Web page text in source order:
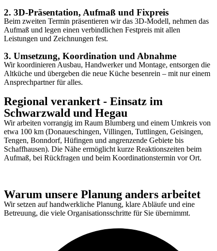
2. 3D‑Präsentation, Aufmaß und Fixpreis
Beim zweiten Termin präsentieren wir das 3D‑Modell, nehmen das
Aufmaß und legen einen verbindlichen Festpreis mit allen
Leistungen und Zeichnungen fest.
3. Umsetzung, Koordination und Abnahme
Wir koordinieren Ausbau, Handwerker und Montage, entsorgen die
Altküche und übergeben die neue Küche besenrein – mit nur einem
Ansprechpartner für alles.
Regional verankert - Einsatz im
Schwarzwald und Hegau
Wir arbeiten vorrangig im Raum Blumberg und einem Umkreis von
etwa 100 km (Donaueschingen, Villingen, Tuttlingen, Geisingen,
Tengen, Bonndorf, Hüfingen und angrenzende Gebiete bis
Schaffhausen). Die Nähe ermöglicht kurze Reaktionszeiten beim
Aufmaß, bei Rückfragen und beim Koordinationstermin vor Ort.
Warum unsere Planung anders arbeitet
Wir setzen auf handwerkliche Planung, klare Abläufe und eine
Betreuung, die viele Organisationsschritte für Sie übernimmt.